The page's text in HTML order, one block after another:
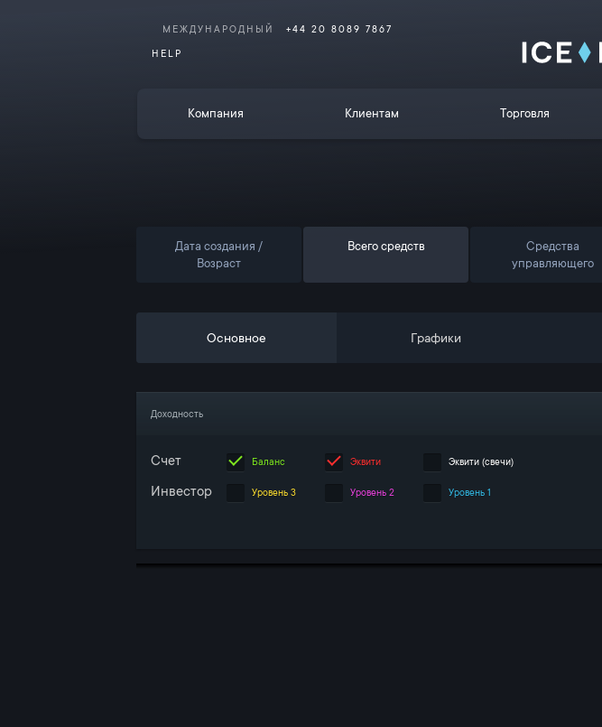
МЕЖДУНАРОДНЫЙ +44 20 8089 7867
HELP
Компания Клиентам Торговля
Дата создания /
Возраст
Всего средств
Средства
управляющего
Основное Графики
Доходность
Счет Баланс Эквити Эквити (свечи)
Инвестор Уровень 3 Уровень 2 Уровень 1